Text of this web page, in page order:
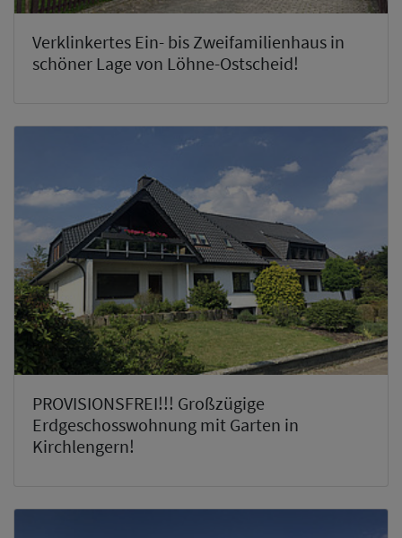
Verklinkertes Ein- bis Zweifamilienhaus in
schöner Lage von Löhne-Ostscheid!
PROVISIONSFREI!!! Großzügige
Erdgeschosswohnung mit Garten in
Kirchlengern!